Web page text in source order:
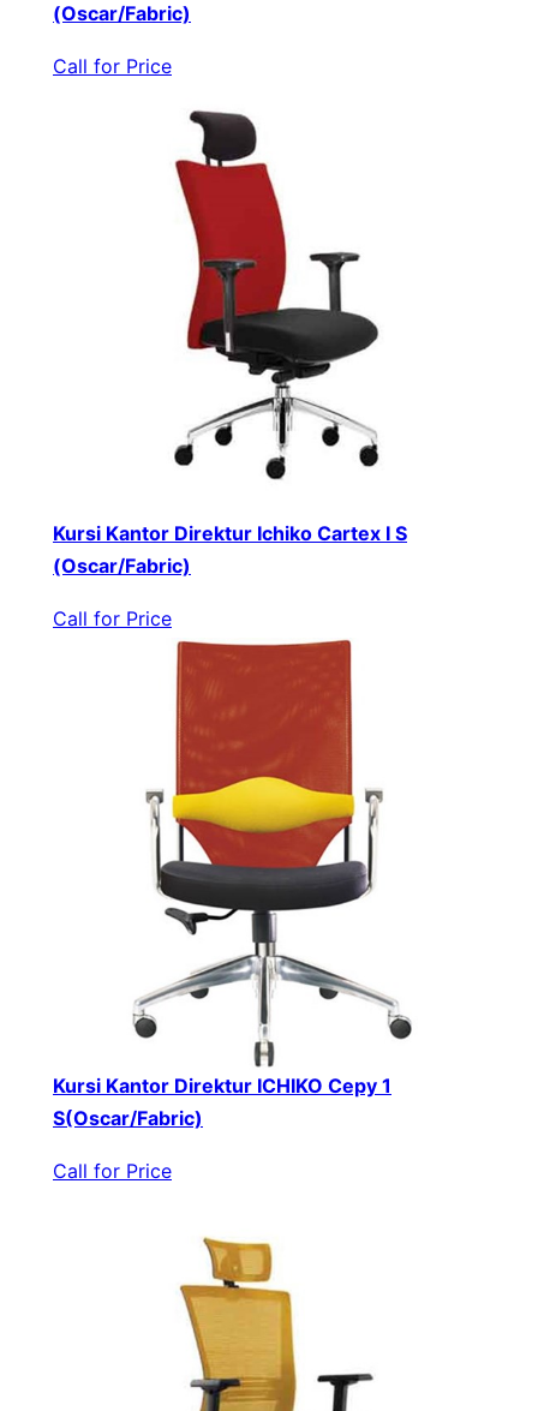
(Oscar/Fabric)
Call for Price
Kursi Kantor Direktur Ichiko Cartex I S
(Oscar/Fabric)
Call for Price
Kursi Kantor Direktur ICHIKO Cepy 1
S(Oscar/Fabric)
Call for Price